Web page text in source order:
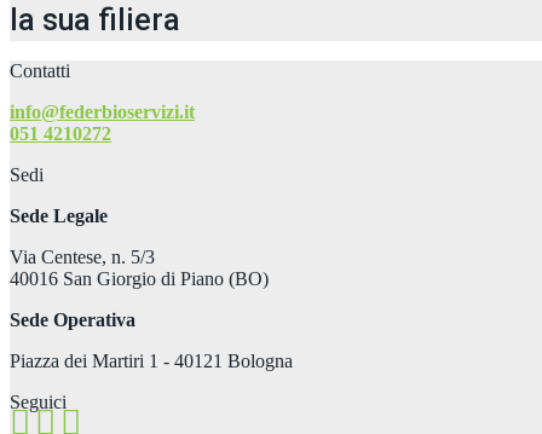
la sua filiera
Contatti
info@federbioservizi.it
051 4210272
Sedi
Sede Legale
Via Centese, n. 5/3
40016 San Giorgio di Piano (BO)
Sede Operativa
Piazza dei Martiri 1 - 40121 Bologna
Seguici